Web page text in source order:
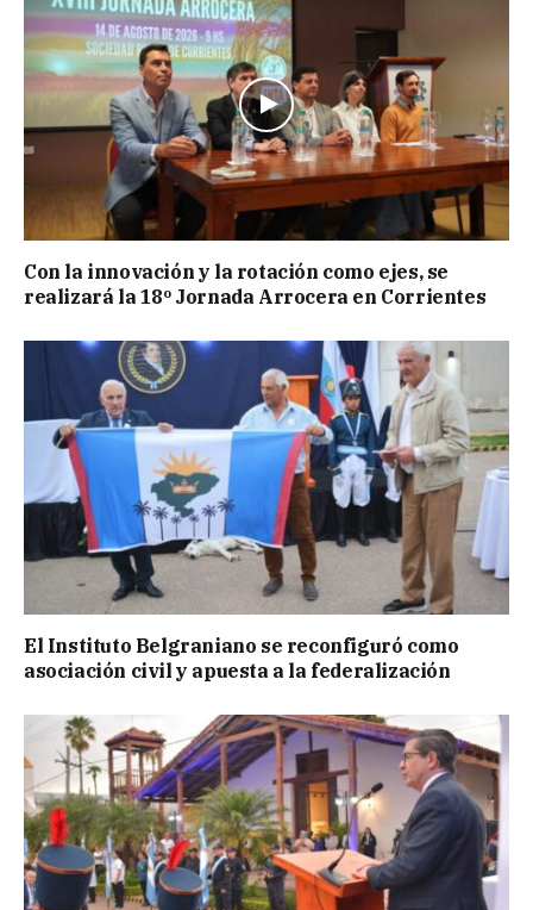
Con la innovación y la rotación como ejes, se
realizará la 18º Jornada Arrocera en Corrientes
El Instituto Belgraniano se reconfiguró como
asociación civil y apuesta a la federalización